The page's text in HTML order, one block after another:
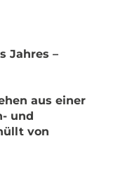
Jahres –
aus einer
und
von